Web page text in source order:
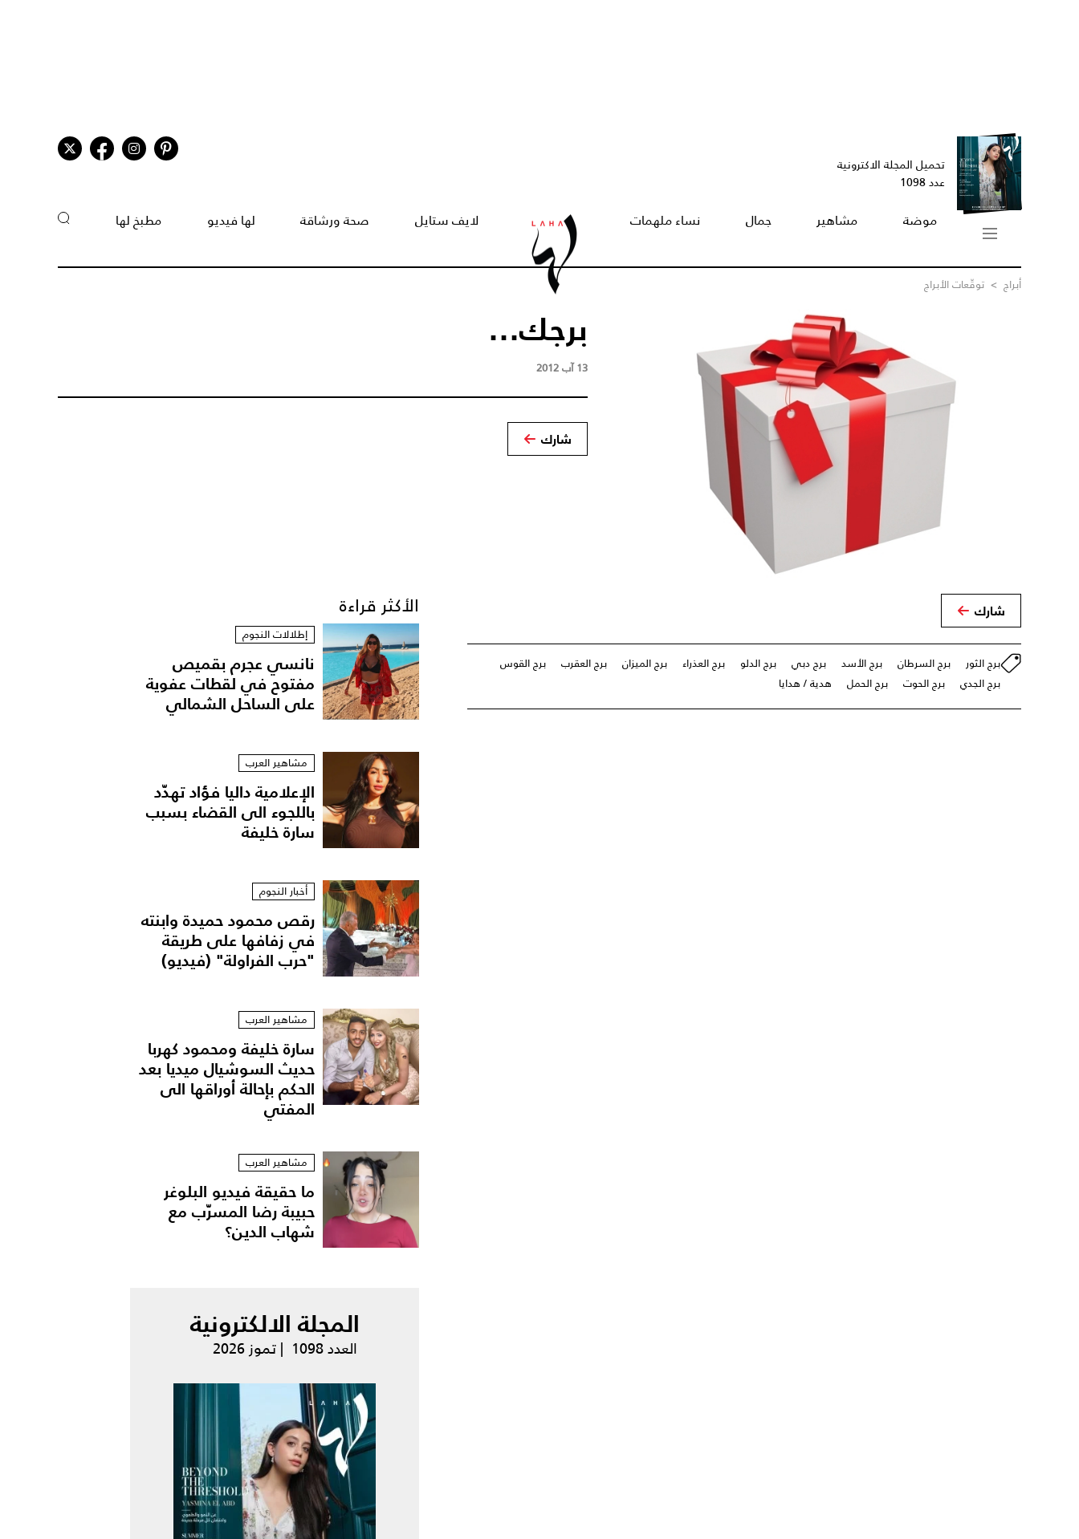
تحميل المجلة الاكترونية
عدد 1098
موضة مشاهير جمال نساء ملهمات لايف ستايل صحة ورشاقة لها فيديو مطبخ لها
أبراج > توقّعات الأبراج
برجك...
13 آب 2012
شارك
شارك
برج الثور برج السرطان برج الأسد برج دبي برج الدلو برج العذراء برج الميزان برج العقرب
برج القوس
برج الجدي
برج الحوت برج الحمل هدية / هدايا
الأكثر قراءة
إطلالات النجوم
نانسي عجرم بقميص
مفتوح في لقطات عفوية
على الساحل الشمالي
مشاهير العرب
الإعلامية داليا فؤاد تهدّد
باللجوء الى القضاء بسبب
سارة خليفة
أخبار النجوم
رقص محمود حميدة وابنته
في زفافها على طريقة
"حرب الفراولة" (فيديو)
مشاهير العرب
سارة خليفة ومحمود كهربا
حديث السوشيال ميديا بعد
الحكم بإحالة أوراقها الى
المفتي
مشاهير العرب
ما حقيقة فيديو البلوغر
حبيبة رضا المسرّب مع
شهاب الدين؟
المجلة الالكترونية
العدد 1098 | تموز 2026